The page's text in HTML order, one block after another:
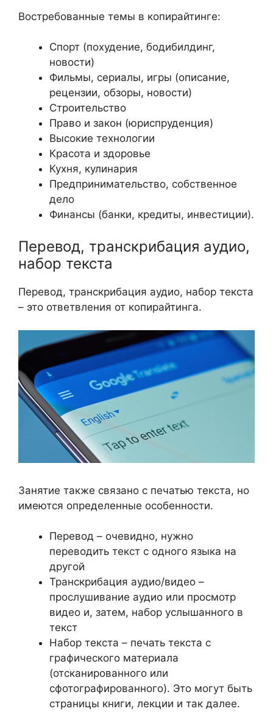
Востребованные темы в копирайтинге:
Спорт (похудение, бодибилдинг,
новости)
Фильмы, сериалы, игры (описание,
рецензии, обзоры, новости)
Строительство
Право и закон (юриспруденция)
Высокие технологии
Красота и здоровье
Кухня, кулинария
Предпринимательство, собственное
дело
Финансы (банки, кредиты, инвестиции).
Перевод, транскрибация аудио,
набор текста
Перевод, транскрибация аудио, набор текста
– это ответвления от копирайтинга.
Занятие также связано с печатью текста, но
имеются определенные особенности.
Перевод – очевидно, нужно
переводить текст с одного языка на
другой
Транскрибация аудио/видео –
прослушивание аудио или просмотр
видео и, затем, набор услышанного в
текст
Набор текста – печать текста с
графического материала
(отсканированного или
сфотографированного). Это могут быть
страницы книги, лекции и так далее.